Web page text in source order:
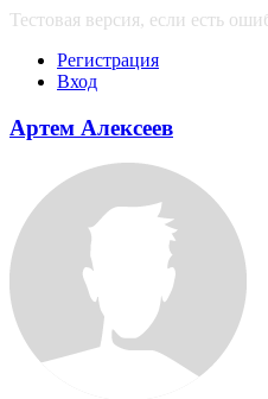
Тестовая версия, если есть
Регистрация
Вход
Артем Алексеев